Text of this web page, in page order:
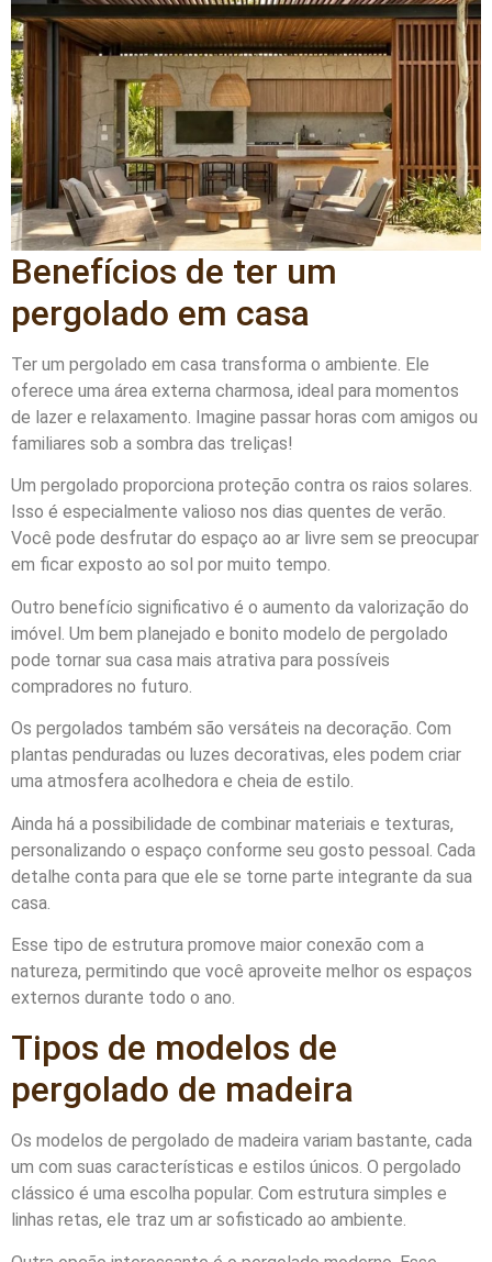
Benefícios de ter um
pergolado em casa
Ter um pergolado em casa transforma o ambiente. Ele
oferece uma área externa charmosa, ideal para momentos
de lazer e relaxamento. Imagine passar horas com amigos ou
familiares sob a sombra das treliças!
Um pergolado proporciona proteção contra os raios solares.
Isso é especialmente valioso nos dias quentes de verão.
Você pode desfrutar do espaço ao ar livre sem se preocupar
em ficar exposto ao sol por muito tempo.
Outro benefício significativo é o aumento da valorização do
imóvel. Um bem planejado e bonito modelo de pergolado
pode tornar sua casa mais atrativa para possíveis
compradores no futuro.
Os pergolados também são versáteis na decoração. Com
plantas penduradas ou luzes decorativas, eles podem criar
uma atmosfera acolhedora e cheia de estilo.
Ainda há a possibilidade de combinar materiais e texturas,
personalizando o espaço conforme seu gosto pessoal. Cada
detalhe conta para que ele se torne parte integrante da sua
casa.
Esse tipo de estrutura promove maior conexão com a
natureza, permitindo que você aproveite melhor os espaços
externos durante todo o ano.
Tipos de modelos de
pergolado de madeira
Os modelos de pergolado de madeira variam bastante, cada
um com suas características e estilos únicos. O pergolado
clássico é uma escolha popular. Com estrutura simples e
linhas retas, ele traz um ar sofisticado ao ambiente.